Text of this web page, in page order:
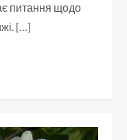
питання щодо
[…]